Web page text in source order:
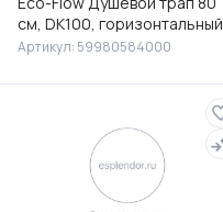
см, DK100, горизонтальный
сифон 60 мм, матовый
Артикул: 59980584000